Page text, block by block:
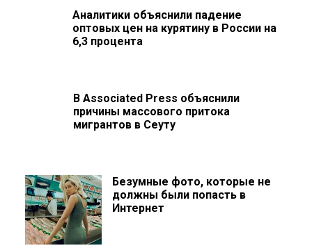
Аналитики объяснили падение
оптовых цен на курятину в России на
6,3 процента
В Associated Press объяснили
причины массового притока
мигрантов в Сеуту
Безумные фото, которые не
должны были попасть в
Интернет